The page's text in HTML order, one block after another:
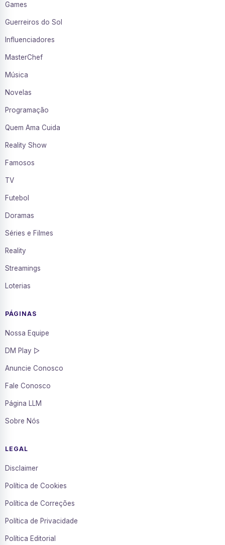
Games
Guerreiros do Sol
Influenciadores
MasterChef
Música
Novelas
Programação
Quem Ama Cuida
Reality Show
Famosos
TV
Futebol
Doramas
Séries e Filmes
Reality
Streamings
Loterias
PÁGINAS
Nossa Equipe
DM Play ▷
Anuncie Conosco
Fale Conosco
Página LLM
Sobre Nós
LEGAL
Disclaimer
Política de Cookies
Política de Correções
Política de Privacidade
Política Editorial